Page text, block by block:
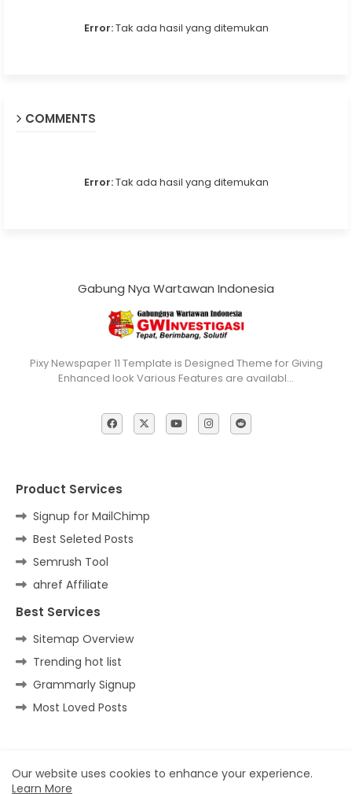
Error:Tak ada hasil yang ditemukan
COMMENTS
Error:Tak ada hasil yang ditemukan
Gabung Nya Wartawan Indonesia
Pixy Newspaper 11 Template is Designed Theme for Giving
Enhanced look Various Features are availabl…
Product Services
Signup for MailChimp
Best Seleted Posts
Semrush Tool
ahref Affiliate
Best Services
Sitemap Overview
Trending hot list
Grammarly Signup
Most Loved Posts
Home Contact us Privacy Policy
Our website uses cookies to enhance your experience.
Learn More